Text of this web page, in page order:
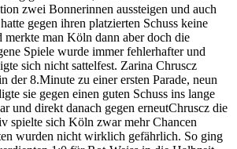
zwei Bonnerinnen aussteigen und auch
hatte gegen ihren platzierten Schuss keine
merkte man Köln dann aber doch die
Spiele wurde immer fehlerhafter und
sich nicht sattelfest. Zarina Chruscz
der 8.Minute zu einer ersten Parade, neun
sie gegen einen guten Schuss ins lange
und direkt danach gegen erneutChruscz die
spielte sich Köln zwar mehr Chancen
wurden nicht wirklich gefährlich. So ging